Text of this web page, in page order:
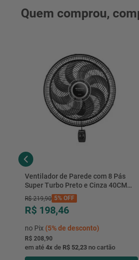
Quem comprou,
Ventilador de Parede com 8 Pás
Super Turbo Preto e Cinza 40CM
220V 140W - VTX-40P-8P - Mondial
R$ 219,90 5% OFF
R$ 198,46
no Pix (5%de desconto)
R$ 208,90
em até 4x de R$ 52,23 no cartão